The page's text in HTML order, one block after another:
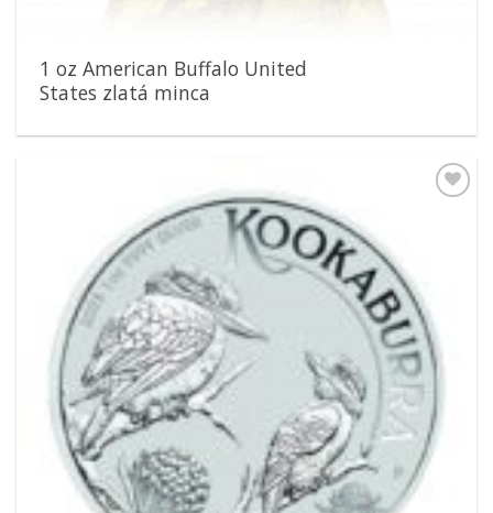
1 oz American Buffalo United
States zlatá minca